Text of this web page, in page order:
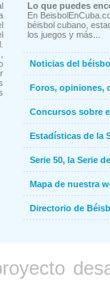
Lo que puedes
En
béisbol cubano,
los juegos y más...
Noticias del
Foros, opiniones,
Concursos sobre
Estadísticas de la
Serie 50, la Serie
Mapa de nuestra
Directorio de